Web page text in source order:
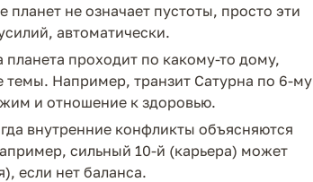
планет не означает пустоты, просто эти
автоматически.
планета проходит по какому-то дому,
темы. Например, транзит Сатурна по 6-му
и отношение к здоровью.
внутренние конфликты объясняются
сильный 10-й (карьера) может
если нет баланса.